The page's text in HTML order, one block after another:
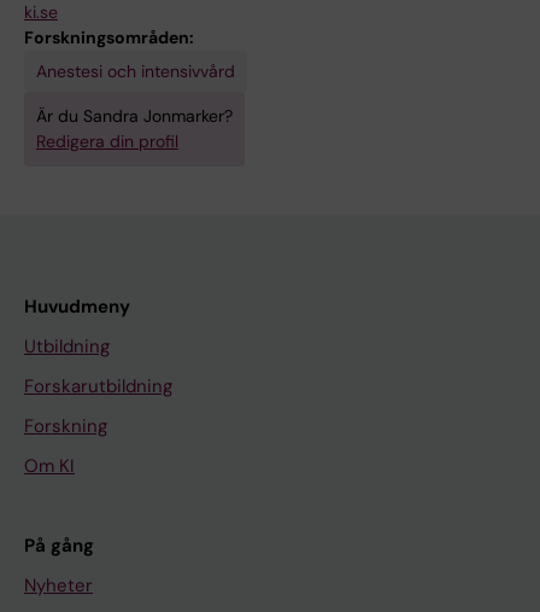
ki.se
Forskningsområden:
Anestesi och intensivvård
Är du Sandra Jonmarker?
Redigera din profil
Huvudmeny
Utbildning
Forskarutbildning
Forskning
Om KI
På gång
Nyheter